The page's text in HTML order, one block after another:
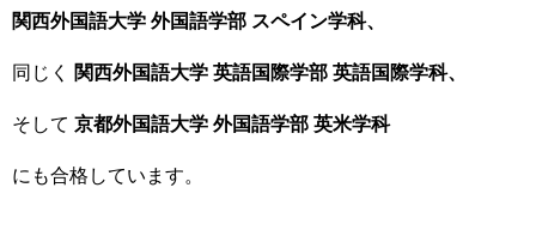
関西外国語大学 外国語学部 スペイン学科、
同じく 関西外国語大学 英語国際学部 英語国際学科、
そして 京都外国語大学 外国語学部 英米学科
にも合格しています。